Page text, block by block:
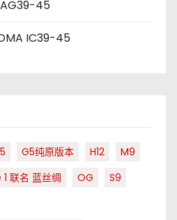
AG39-45
IC39-45
G5纯原版本 H12
M9
联名 蓝丝绸 OG
S9